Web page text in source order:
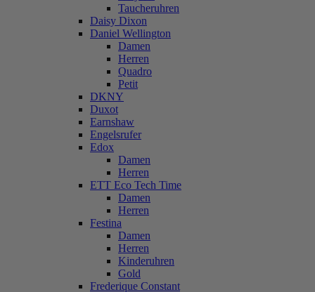
Taucheruhren
Daisy Dixon
Daniel Wellington
Damen
Herren
Quadro
Petit
DKNY
Duxot
Earnshaw
Engelsrufer
Edox
Damen
Herren
ETT Eco Tech Time
Damen
Herren
Festina
Damen
Herren
Kinderuhren
Gold
Frederique Constant